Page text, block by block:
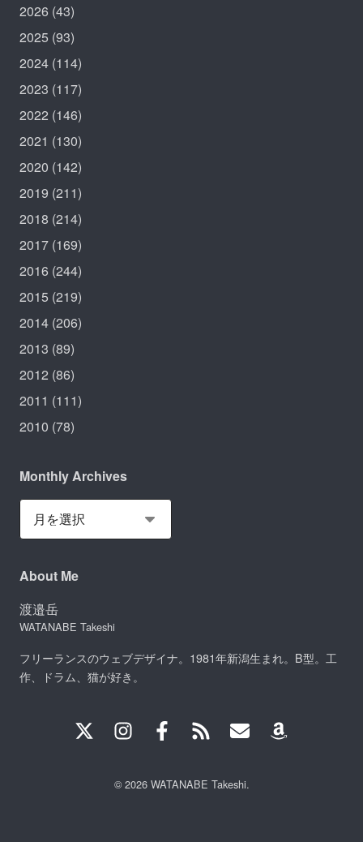
2026 (43)
2025 (93)
2024 (114)
2023 (117)
2022 (146)
2021 (130)
2020 (142)
2019 (211)
2018 (214)
2017 (169)
2016 (244)
2015 (219)
2014 (206)
2013 (89)
2012 (86)
2011 (111)
2010 (78)
Monthly Archives
About Me
渡邉岳
WATANABE Takeshi
フリーランスのウェブデザイナ。1981年新潟生まれ。B型。工
作、ドラム、猫が好き。
© 2026 WATANABE Takeshi.